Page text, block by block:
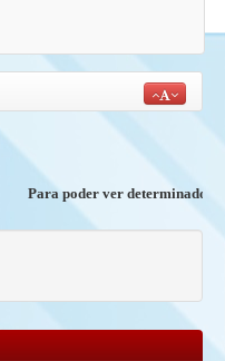
Para poder ver determinados